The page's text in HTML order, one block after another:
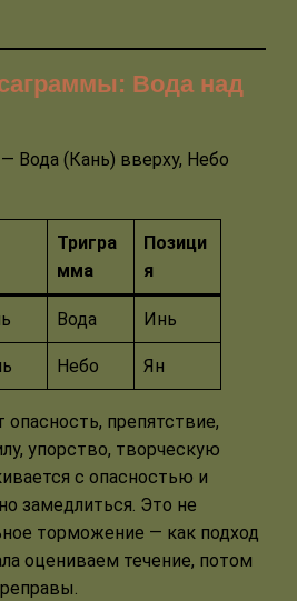
Вода над
— Вода (Кань) вверху, Небо
Тригра
мма
Позици
я
Вода Инь
Небо Ян
препятствие,
упорство, творческую
с опасностью и
замедлиться. Это не
торможение — как подход
оцениваем течение, потом